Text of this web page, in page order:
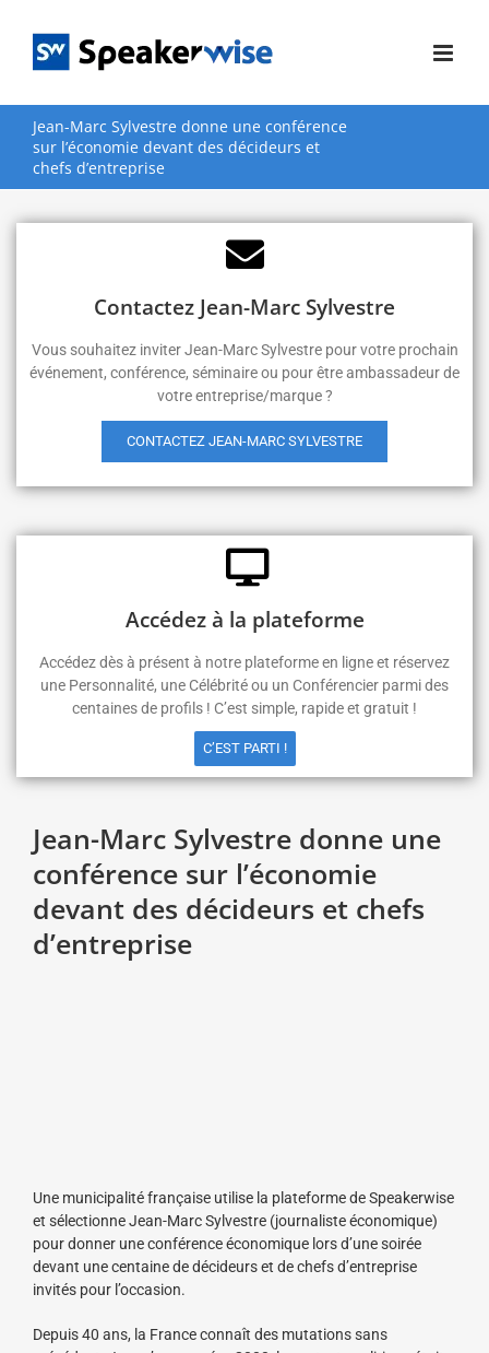
contenu
Jean-Marc Sylvestre donne une conférence
sur l’économie devant des décideurs et
chefs d’entreprise
Jean-Marc Sylvestre donne une
conférence sur l’économie
devant des décideurs et chefs
d’entreprise
Une municipalité française utilise la plateforme de Speakerwise
et sélectionne Jean-Marc Sylvestre (journaliste économique)
pour donner une conférence économique lors d’une soirée
devant une centaine de décideurs et de chefs d’entreprise
invités pour l’occasion.
Depuis 40 ans, la France connaît des mutations sans
Contactez Jean-Marc Sylvestre
Vous souhaitez inviter Jean-Marc Sylvestre pour votre prochain
événement, conférence, séminaire ou pour être ambassadeur de
votre entreprise/marque ?
CONTACTEZ JEAN-MARC SYLVESTRE
Accédez à la plateforme
Accédez dès à présent à notre plateforme en ligne et réservez
une Personnalité, une Célébrité ou un Conférencier parmi des
centaines de profils ! C’est simple, rapide et gratuit !
C’EST PARTI !